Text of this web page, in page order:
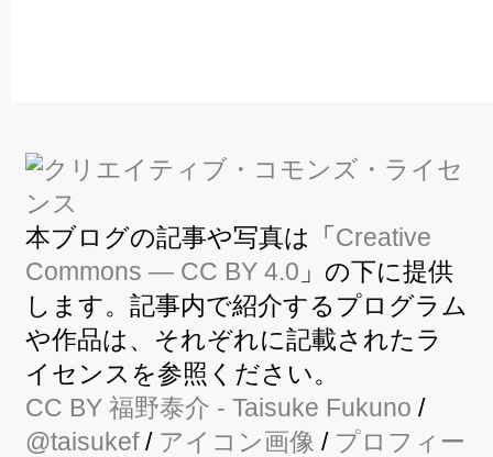
本ブログの記事や写真は「Creative
Commons — CC BY 4.0 」の下に提供
します。記事内で紹介するプログラム
や作品は、それぞれに記載されたラ
イセンスを参照ください。
CC BY 福野泰介 - Taisuke Fukuno /
@taisukef/ アイコン画像 / プロフィー